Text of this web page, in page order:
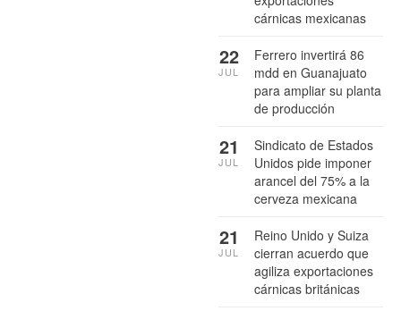
cárnicas mexicanas
Ferrero invertirá 86
mdd en Guanajuato
para ampliar su planta
de producción
22
JUL
Sindicato de Estados
Unidos pide imponer
arancel del 75% a la
cerveza mexicana
21
JUL
Reino Unido y Suiza
cierran acuerdo que
agiliza exportaciones
cárnicas británicas
21
JUL